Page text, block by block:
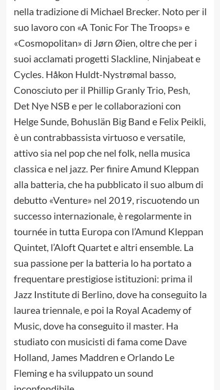
nella tradizione di Michael Brecker. Noto per il
suo lavoro con «A Tonic For The Troops» e
«Cosmopolitan» di Jørn Øien, oltre che per i
suoi acclamati progetti Slackline, Ninjabeat e
Cycles. Håkon Huldt-Nystrømal basso,
Conosciuto per il Phillip Granly Trio, Pesh,
Det Nye NSB e per le collaborazioni con
Helge Sunde, Bohuslän Big Band e Felix Peikli,
è un contrabbassista virtuoso e versatile,
attivo sia nel pop che nel folk, nella musica
classica e nel jazz. Per finire Amund Kleppan
alla batteria, che ha pubblicato il suo album di
debutto «Venture» nel 2019, riscuotendo un
successo internazionale, è regolarmente in
tournée in tutta Europa con l’Amund Kleppan
Quintet, l’Aloft Quartet e altri ensemble. La
sua passione per la batteria lo ha portato a
frequentare prestigiose istituzioni: prima il
Jazz Institute di Berlino, dove ha conseguito la
laurea triennale, e poi la Royal Academy of
Music, dove ha conseguito il master. Ha
studiato con musicisti di fama come Dave
Holland, James Maddren e Orlando Le
Fleming e ha sviluppato un sound